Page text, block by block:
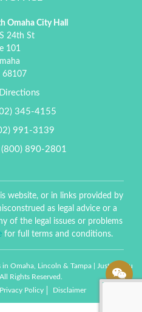
Omaha City Hall
24th St
101
68107
345-4155
991-3139
(800) 890-2801
website, or in links provided by
as legal advice or a
of the legal issues or problems
for full terms and conditions.
Omaha, Lincoln & Tampa | Justice You
Rights Reserved.
Privacy Policy Disclaimer